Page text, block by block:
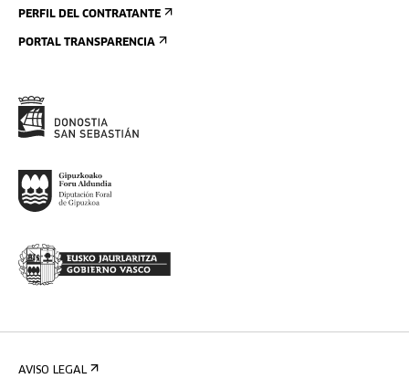
PERFIL DEL CONTRATANTE
PORTAL TRANSPARENCIA
AVISO LEGAL